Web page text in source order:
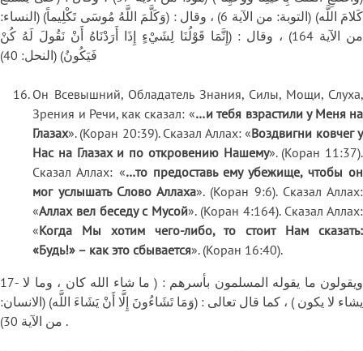
كَلامَ اللَّه) (التوبة: من الآية 6) ، وقال : (وَكَلَّمَ اللَّهُ مُوسَى تَكْلِيماً) (النساء:
من الآية 164) ، وقال : (إِنَّمَا قَوْلُنَا لِشَيْءٍ إِذَا أَرَدْنَاهُ أَنْ نَقُولَ لَهُ كُنْ
فَيَكُونُ) (النحل: 40)
Он Всевышний, Обладатель Знания, Силы, Мощи, Слуха,
Зрения и Речи, как сказал: «…и тебя взрастили у Меня на
Глазах». (Коран 20:39). Сказал Аллах: «Воздвигни ковчег у
Нас на Глазах и по откровению Нашему». (Коран 11:37).
Сказал Аллах: «…то предоставь ему убежище, чтобы он
мог услышать Слово Аллаха». (Коран 9:6). Сказал Аллах:
«Аллах вел беседу с Мусой». (Коран 4:164). Сказал Аллах:
«Когда Мы хотим чего-либо, то стоит Нам сказать:
«Будь!» – как это сбывается». (Коран 16:40).
17- ويقولون ما يقوله المسلمون بأسرهم : ( ما شاء الله كان ، وما لا
يشاء لا يكون ) ، كما قال تعالى : (وَمَا تَشَاءُونَ إِلَّا أَنْ يَشَاءَ اللَّه) (الانسان:
من الآية 30) .